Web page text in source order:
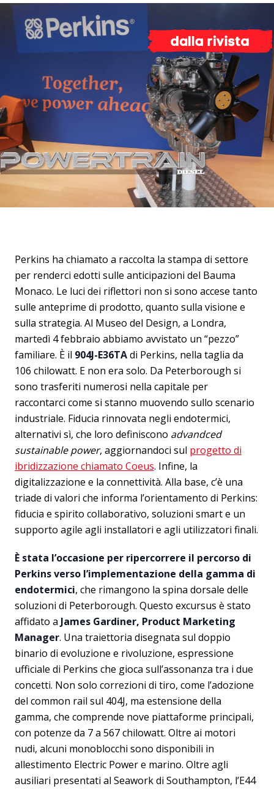
Perkins ha chiamato a raccolta la stampa di settore
per renderci edotti sulle anticipazioni del Bauma
Monaco. Le luci dei riflettori non si sono accese tanto
sulle anteprime di prodotto, quanto sulla visione e
sulla strategia. Al Museo del Design, a Londra,
martedì 4 febbraio abbiamo avvistato un “pezzo”
familiare. È il 904J-E36TAdi Perkins, nella taglia da
106 chilowatt. E non era solo. Da Peterborough si
sono trasferiti numerosi nella capitale per
raccontarci come si stanno muovendo sullo scenario
industriale. Fiducia rinnovata negli endotermici,
alternativi sì, che loro definiscono advandced
sustainable power, aggiornandoci sul progetto di
ibridizzazione chiamato Coeus. Infine, la
digitalizzazione e la connettività. Alla base, c’è una
triade di valori che informa l’orientamento di Perkins:
fiducia e spirito collaborativo, soluzioni smart e un
supporto agile agli installatori e agli utilizzatori finali.
È stata l’occasione per ripercorrere il percorso di
Perkins verso l’implementazione della gamma di
endotermici, che rimangono la spina dorsale delle
soluzioni di Peterborough. Questo excursus è stato
affidato a James Gardiner, Product Marketing
Manager. Una traiettoria disegnata sul doppio
binario di evoluzione e rivoluzione, espressione
ufficiale di Perkins che gioca sull’assonanza tra i due
concetti. Non solo correzioni di tiro, come l’adozione
del common rail sul 404J, ma estensione della
gamma, che comprende nove piattaforme principali,
con potenze da 7 a 567 chilowatt. Oltre ai motori
nudi, alcuni monoblocchi sono disponibili in
allestimento Electric Power e marino. Oltre agli
ausiliari presentati al Seawork di Southampton, l’E44